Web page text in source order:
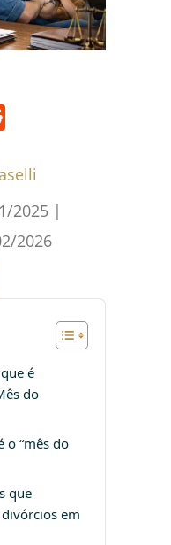
2025 |
2026
é
do
o “mês do
que
em